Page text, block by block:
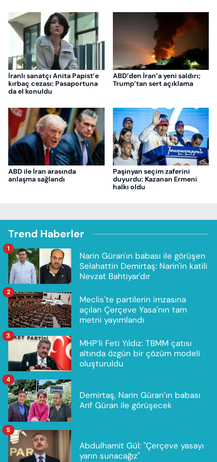
İranlı sanatçı Anita Papist’e
kırbaç cezası: Pasaportuna
da el konuldu
ABD’den İran’a yeni saldırı;
Trump’tan sert açıklama
ABD ile İran arasında
anlaşma sağlandı
Paşinyan seçim zaferini
duyurdu: Kazanan Ermeni
halkı oldu
Trend Haberler
Narin Güran'ın babası ile görüşen
Selahattin Demirtaş: Narin'in katili
Nevzat Bahtiyar'dır
1
Meclis'te partilerin imzasına
açılan Çerçeve Yasa'nın tam
metni yayımlandı
2
MHP’li Feti Yıldız: TBMM çatısı
altında özgün bir çözüm modeli
oluşturuldu
3
Demirtaş, Narin Güran’ın babası
Arif Güran ile görüşecek
4
Abdulhamit Gül: "Çerçeve yasayı
yarın sunacağız"
5